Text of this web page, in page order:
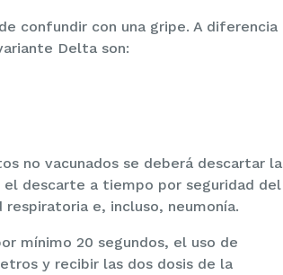
confundir con una gripe. A diferencia
Delta son:
no vacunados se deberá descartar la
descarte a tiempo por seguridad del
e, incluso, neumonía.
mínimo 20 segundos, el uso de
y recibir las dos dosis de la